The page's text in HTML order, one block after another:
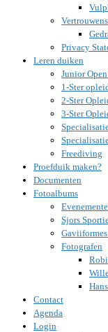
Privacy
Leren duiken
Junior
1-Ster
2-Ster
3-Ster
Freediving
Proefduik maken?
Documenten
Fotoalbums
Sjors
Fotografen
Contact
Agenda
Login